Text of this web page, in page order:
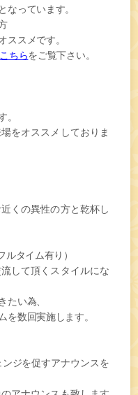
なっています。
ススメです。
こちらをご覧下さい。
。
をオススメしておりま
くの異性の方と乾杯し
タイム有り）
して頂くスタイルにな
たい為、
を数回実施します。
ジを促すアナウンスを